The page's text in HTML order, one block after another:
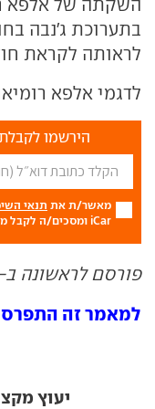
השקתה של אלפא
בתערוכת ג'נבה
לראותה לקראת חודש
לדגמי אלפא
הירשמו
מאשר/ת את תנאי
iCar ומסכים/ה לקבל מכם דברי פרסום.
פורסם לראשונה ב-
למאמר זה התפרסמו 5
יעוץ